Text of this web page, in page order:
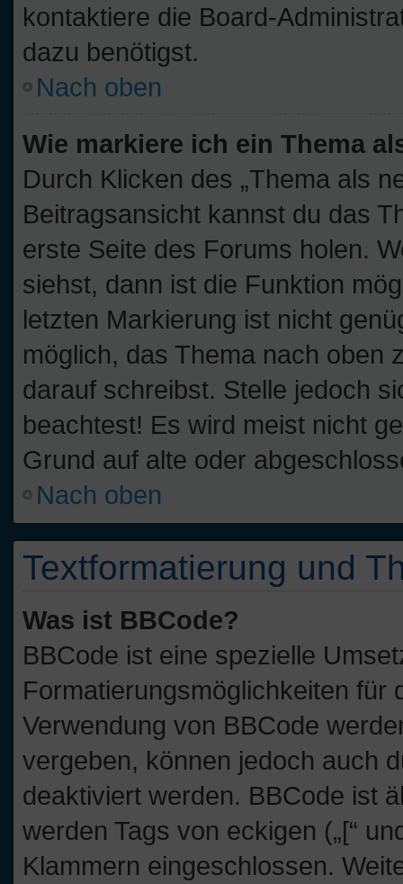
kontaktiere die Board-
dazu benötigst.
Nach oben
Wie markiere ich ein Thema
Durch Klicken des „Thema als
Beitragsansicht kannst du das
erste Seite des Forums holen.
siehst, dann ist die Funktion
letzten Markierung ist nicht
möglich, das Thema nach oben
darauf schreibst. Stelle jedoch
beachtest! Es wird meist nicht
Grund auf alte oder
Nach oben
Textformatierung und
Was ist BBCode?
BBCode ist eine spezielle
Formatierungsmöglichkeiten für
Verwendung von BBCode
vergeben, können jedoch auch
deaktiviert werden. BBCode ist
werden Tags von eckigen („[“
Klammern eingeschlossen.